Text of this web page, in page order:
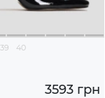
39 40
3593 грн